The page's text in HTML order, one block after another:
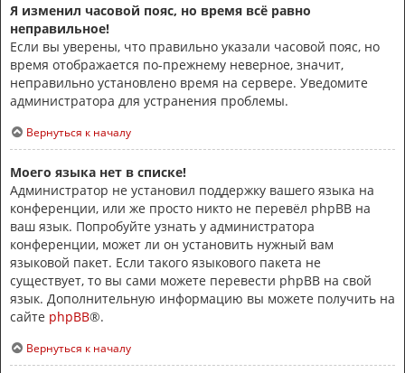
Я изменил часовой пояс, но время всё равно
неправильное!
Если вы уверены, что правильно указали часовой пояс, но
время отображается по-прежнему неверное, значит,
неправильно установлено время на сервере. Уведомите
администратора для устранения проблемы.
Вернуться к началу
Моего языка нет в списке!
Администратор не установил поддержку вашего языка на
конференции, или же просто никто не перевёл phpBB на
ваш язык. Попробуйте узнать у администратора
конференции, может ли он установить нужный вам
языковой пакет. Если такого языкового пакета не
существует, то вы сами можете перевести phpBB на свой
язык. Дополнительную информацию вы можете получить на
сайте phpBB®.
Вернуться к началу